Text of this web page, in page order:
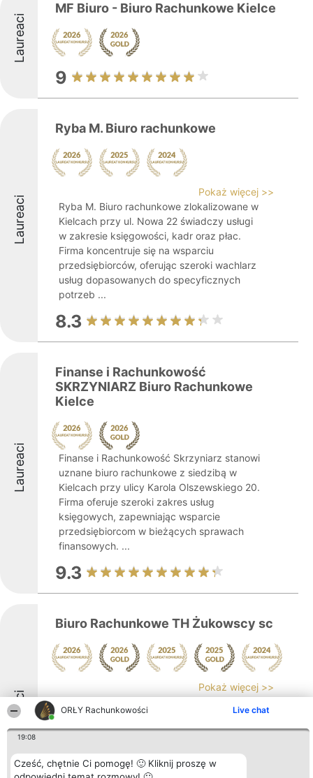
ORŁY Rachunkowości Live chat
19:08
Cześć, chętnie Ci pomogę! 🙂 Kliknij proszę w
Laureaci
MF Biuro - Biuro Rachunkowe Kielce
9
Laureaci
Ryba M. Biuro rachunkowe
Pokaż więcej >>
Ryba M. Biuro rachunkowe zlokalizowane w
Kielcach przy ul. Nowa 22 świadczy usługi
w zakresie księgowości, kadr oraz płac.
Firma koncentruje się na wsparciu
przedsiębiorców, oferując szeroki wachlarz
usług dopasowanych do specyficznych
potrzeb ...
8.3
Laureaci
Finanse i Rachunkowość
SKRZYNIARZ Biuro Rachunkowe
Kielce
Finanse i Rachunkowość Skrzyniarz stanowi
uznane biuro rachunkowe z siedzibą w
Kielcach przy ulicy Karola Olszewskiego 20.
Firma oferuje szeroki zakres usług
księgowych, zapewniając wsparcie
przedsiębiorcom w bieżących sprawach
finansowych. ...
9.3
Laureaci
Biuro Rachunkowe TH Żukowscy sc
Pokaż więcej >>
specjalizującą się w kompleksowych
usługach z zakresu rachunkowości,
oraz zagadnienia kadrowo-płacowe.
Funkcjonując nieprzerwanie od 2007 roku